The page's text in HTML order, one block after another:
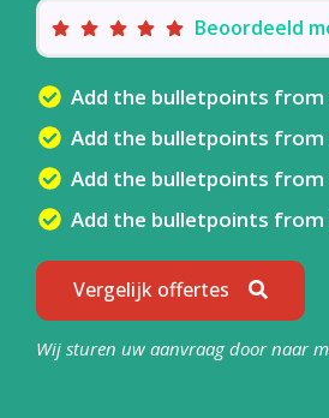
Beoordeeld
Add the bulletpoints
Add the bulletpoints
Add the bulletpoints
Add the bulletpoints
Vergelijk offertes
Wij sturen uw aanvraag door naar